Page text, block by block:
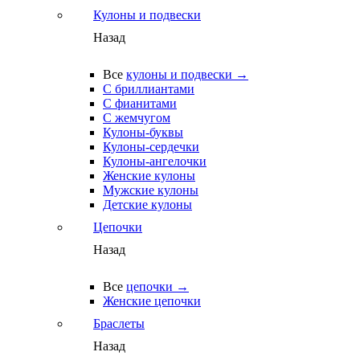
Кулоны и подвески
Назад
Все кулоны и подвески →
С бриллиантами
С фианитами
С жемчугом
Кулоны-буквы
Кулоны-сердечки
Кулоны-ангелочки
Женские кулоны
Мужские кулоны
Детские кулоны
Цепочки
Назад
Все цепочки →
Женские цепочки
Браслеты
Назад